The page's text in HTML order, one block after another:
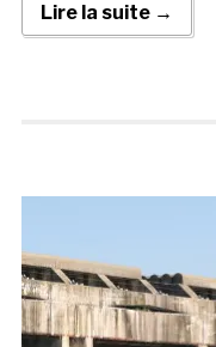
Lire la suite →